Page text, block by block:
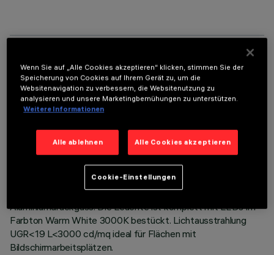
TECHNISCHE DATEN
LETZTES UPDATE: 06.08.2026
Festinstallierte Rundleuchte für den Einsatz von LED-
Lichtquellen mit CoB-Technologie. Version mit Rahmen zur
aufgesetzten Installation. Hochglänzender,
aluminiumbedampfter Kunststoffreflektor mit kratzfester
Schutzschicht. Wärmeableiter aus grau lackiertem
Aluminiumdruckguss. Die Leuchte ist komplett mit LEDs im
Farbton Warm White 3000K bestückt. Lichtausstrahlung
UGR<19 L<3000 cd/mq ideal für Flächen mit
Bildschirmarbeitsplätzen.
Wenn Sie auf „Alle Cookies akzeptieren“ klicken, stimmen Sie der
Speicherung von Cookies auf Ihrem Gerät zu, um die
Websitenavigation zu verbessern, die Websitenutzung zu
analysieren und unsere Marketingbemühungen zu unterstützen.
Weitere Informationen
Alle ablehnen Alle Cookies akzeptieren
Cookie-Einstellungen